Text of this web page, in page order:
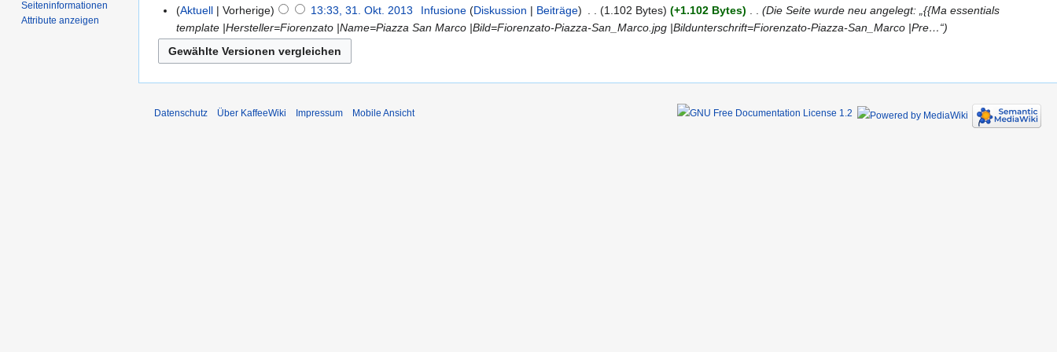
Aktuell Vorherige 13:33, 31. Okt. 2013 Infusione Diskussion Beiträge 1.102 Bytes +1.102 Bytes
Die Seite wurde neu angelegt: „{{Ma essentials
template |Hersteller=Fiorenzato |Name=Piazza San Marco |Bild=Fiorenzato-Piazza-San_Marco.jpg |Bildunterschrift=Fiorenzato-Piazza-San_Marco |Pre…“
Seiten­informationen
Attribute anzeigen
Datenschutz Über KaffeeWiki Impressum Mobile Ansicht